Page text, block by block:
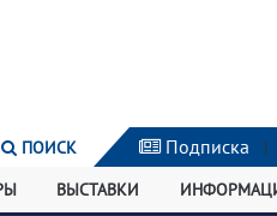
ПОИСК Подписка |
ВЫСТАВКИ